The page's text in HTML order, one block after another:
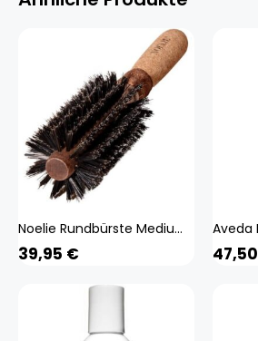
Noelie Rundbürste Medium (weiss Ehg) Beauty, Haare
39,95 € 47,50